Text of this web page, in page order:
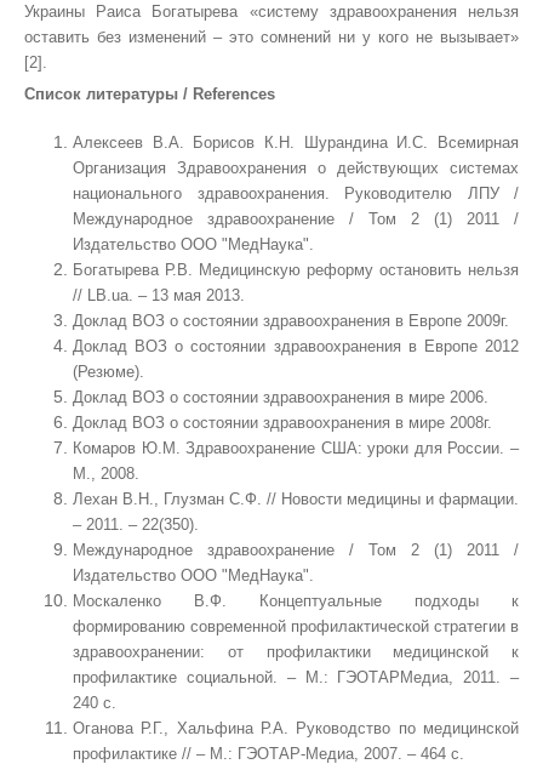
Украины Раиса Богатырева «систему здравоохранения нельзя
оставить без изменений – это сомнений ни у кого не вызывает»
[2].
Список литературы / References
Алексеев В.А. Борисов К.Н. Шурандина И.С.
Всемирная
Организация Здравоохранения о действующих системах
национального здравоохранения.
Руководителю ЛПУ /
Международное здравоохранение
/ Том 2 (1) 2011
/
Издательство ООО "МедНаука".
Богатырева Р.В. Медицинскую реформу остановить нельзя
// LB.ua. – 13 мая 2013.
Доклад ВОЗ о состоянии здравоохранения в Европе 2009г.
Доклад ВОЗ о состоянии здравоохранения в Европе 2012
(Резюме).
Доклад ВОЗ о состоянии здравоохранения в мире 2006.
Доклад ВОЗ о состоянии здравоохранения в мире 2008г.
Комаров Ю.М. Здравоохранение США: уроки для России. –
М., 2008.
Лехан В.Н., Глузман С.Ф. // Новости медицины и фармации.
– 2011. – 22(350).
Международное здравоохранение
/ Том 2 (1) 2011
/
Издательство ООО "МедНаука".
Москаленко В.Ф. Концептуальные подходы к
формированию современной профилактической стратегии в
здравоохранении: от профилактики медицинской к
профилактике социальной. – М.: ГЭОТАРМедиа, 2011. –
240 с.
Оганова Р.Г., Хальфина Р.А. Руководство по медицинской
профилактике // – М.: ГЭОТАР-Медиа, 2007. – 464 с.